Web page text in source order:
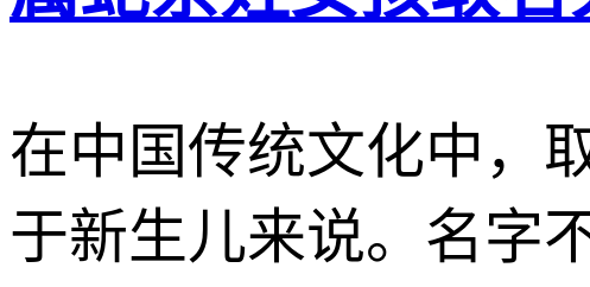
在中国传统文化中，
于新生儿来说。名字